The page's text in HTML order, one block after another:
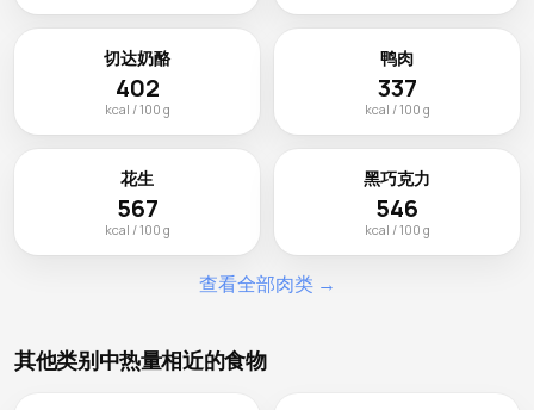
切达奶酪
402
kcal / 100 g
鸭肉
337
kcal / 100 g
花生
567
kcal / 100 g
黑巧克力
546
kcal / 100 g
查看全部肉类 →
其他类别中热量相近的食物